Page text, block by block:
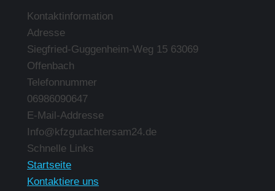
Kontaktinformation
Adresse
Siegfried-Guggenheim-Weg 15 63069
Offenbach
Telefonnummer
06986090647
E-Mail-Addresse
Info@kfzgutachtersam24.de
Finden Sie uns auf:
Schnelle Links
Startseite
Kontaktiere uns